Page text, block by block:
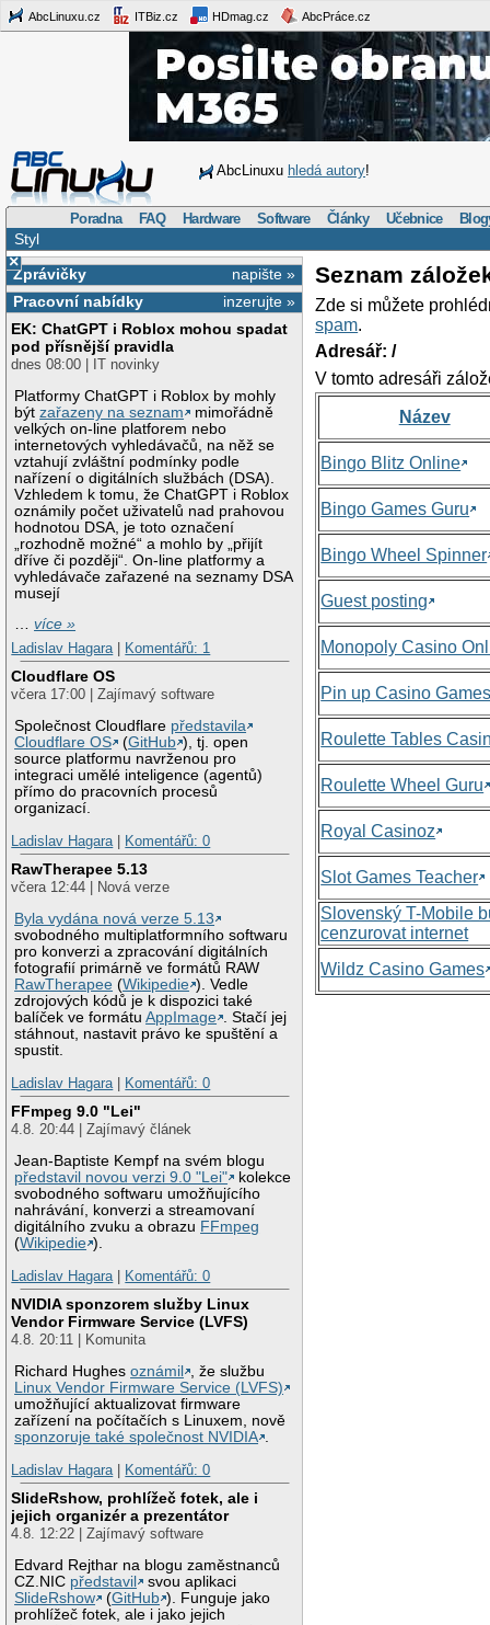
AbcLinuxu.cz ITBiz.cz HDmag.cz AbcPráce.cz
AbcLinuxu hledá autory!
Poradna FAQ Hardware Software Články Učebnice
Styl
×
napište »
Zprávičky
inzerujte »
Pracovní nabídky
EK: ChatGPT i Roblox mohou spadat
pod přísnější pravidla
dnes 08:00 | IT novinky
Platformy ChatGPT i Roblox by mohly
býtzařazeny na seznam
mimořádně
velkých on-line platforem nebo
internetových vyhledávačů, na něž se
vztahují zvláštní podmínky podle
nařízení o digitálních službách (DSA).
Vzhledem k tomu, že ChatGPT i Roblox
oznámily počet uživatelů nad prahovou
hodnotou DSA, je toto označení
„rozhodně možné“ a mohlo by „přijít
dříve či později“. On-line platformy a
vyhledávače zařazené na seznamy DSA
musejí
…více »
Ladislav Hagara
Komentářů: 1
Cloudflare OS
včera 17:00 | Zajímavý software
Společnost Cloudflare představila
Cloudflare OS
(GitHub ), tj. open
source platformu navrženou pro
integraci umělé inteligence (agentů)
přímo do pracovních procesů
organizací.
Ladislav Hagara
Komentářů: 0
RawTherapee 5.13
včera 12:44 | Nová verze
Byla vydána nová verze 5.13
svobodného multiplatformního softwaru
pro konverzi a zpracování digitálních
fotografií primárně ve formátů RAW
RawTherapee (Wikipedie ). Vedle
zdrojových kódů je k dispozici také
balíček ve formátuAppImage . Stačí jej
stáhnout, nastavit právo ke spuštění a
spustit.
Ladislav Hagara
Komentářů: 0
FFmpeg 9.0 "Lei"
4.8. 20:44 | Zajímavý článek
Jean-Baptiste Kempf na svém blogu
představil novou verzi 9.0 "Lei"
kolekce
svobodného softwaru umožňujícího
nahrávání, konverzi a streamovaní
digitálního zvuku a obrazu FFmpeg
(Wikipedie ).
Ladislav Hagara
Komentářů: 0
NVIDIA sponzorem služby Linux
Vendor Firmware Service (LVFS)
4.8. 20:11 | Komunita
Richard Hughesoznámil
, že službu
Linux Vendor Firmware Service (LVFS)
umožňující aktualizovat firmware
zařízení na počítačích s Linuxem, nově
sponzoruje také společnost NVIDIA .
Ladislav Hagara | Komentářů: 0
SlideRshow, prohlížeč fotek, ale i
jejich organizér a prezentátor
4.8. 12:22 | Zajímavý software
Edvard Rejthar na blogu zaměstnanců
CZ.NIC představil
svou aplikaci
SlideRshow
(GitHub ). Funguje jako
prohlížeč fotek, ale i jako jejich
Seznam
Zde si můžete
spam.
Adresář: /
V tomto adresáři
Název
Bingo Blitz Online
Bingo Games Guru
Bingo Wheel Spinner
Guest posting
Monopoly Casino
Pin up Casino
Roulette Tables
Roulette Wheel Guru
Royal Casinoz
Slot Games Teacher
Slovenský T-Mobile
cenzurovat internet
Wildz Casino Games